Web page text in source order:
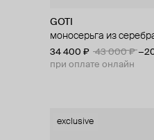
GOTI
моносерьга из
34 400 ₽ 43 000 ₽
при оплате онлайн
exclusive